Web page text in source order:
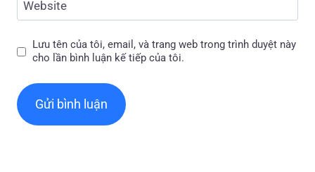
Website
Lưu tên của tôi, email, và trang web trong trình duyệt này
cho lần bình luận kế tiếp của tôi.